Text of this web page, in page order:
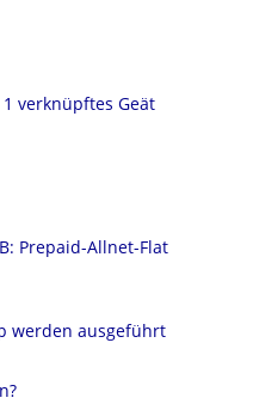
verknüpftes Geät
Prepaid-Allnet-Flat
werden ausgeführt